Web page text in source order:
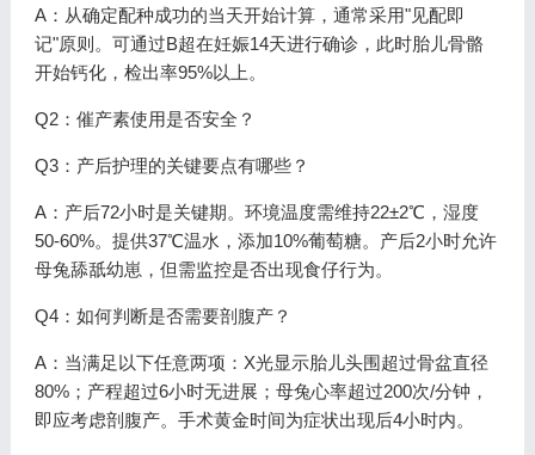
A：从确定配种成功的当天开始计算，通常采用"见配即
记"原则。可通过B超在妊娠14天进行确诊，此时胎儿骨骼
开始钙化，检出率95%以上。
Q2：催产素使用是否安全？
Q3：产后护理的关键要点有哪些？
A：产后72小时是关键期。环境温度需维持22±2℃，湿度
50-60%。提供37℃温水，添加10%葡萄糖。产后2小时允许
母兔舔舐幼崽，但需监控是否出现食仔行为。
Q4：如何判断是否需要剖腹产？
A：当满足以下任意两项：X光显示胎儿头围超过骨盆直径
80%；产程超过6小时无进展；母兔心率超过200次/分钟，
即应考虑剖腹产。手术黄金时间为症状出现后4小时内。